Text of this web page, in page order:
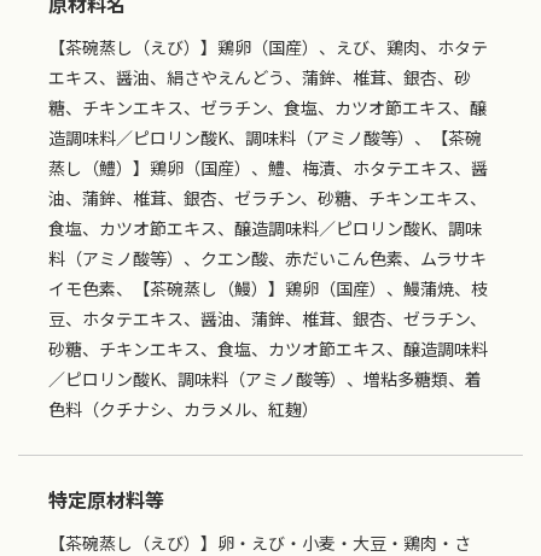
【茶碗蒸し（えび）】鶏卵（国産）、えび、鶏肉、ホタテ
エキス、醤油、絹さやえんどう、蒲鉾、椎茸、銀杏、砂
糖、チキンエキス、ゼラチン、食塩、カツオ節エキス、醸
造調味料／ピロリン酸K、調味料（アミノ酸等）、【茶碗
蒸し（鱧）】鶏卵（国産）、鱧、梅漬、ホタテエキス、醤
油、蒲鉾、椎茸、銀杏、ゼラチン、砂糖、チキンエキス、
食塩、カツオ節エキス、醸造調味料／ピロリン酸K、調味
料（アミノ酸等）、クエン酸、赤だいこん色素、ムラサキ
イモ色素、【茶碗蒸し（鰻）】鶏卵（国産）、鰻蒲焼、枝
豆、ホタテエキス、醤油、蒲鉾、椎茸、銀杏、ゼラチン、
砂糖、チキンエキス、食塩、カツオ節エキス、醸造調味料
／ピロリン酸K、調味料（アミノ酸等）、増粘多糖類、着
色料（クチナシ、カラメル、紅麹）
特定原材料等
【茶碗蒸し（えび）】卵・えび・小麦・大豆・鶏肉・さ